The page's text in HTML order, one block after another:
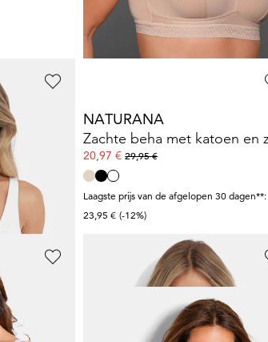
dagen**:
NATURANA
20,97 €29,95 €
Laagste prijs van de afgelopen 30 dagen**:
23,95 € (-12%)
54,95 €